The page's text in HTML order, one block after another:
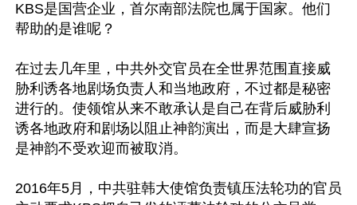
KBS是国营企业，首尔南部法院也属于国家。他们
帮助的是谁呢？
在过去几年里，中共外交官员在全世界范围直接威
胁利诱各地剧场负责人和当地政府，不过都是秘密
进行的。使领馆从来不敢承认是自己在背后威胁利
诱各地政府和剧场以阻止神韵演出，而是大肆宣扬
是神韵不受欢迎而被取消。
2016年5月，中共驻韩大使馆负责镇压法轮功的官员